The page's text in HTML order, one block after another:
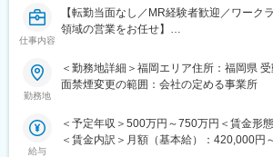
仕事内容
【転勤当面なし／MR経験者歓迎／ワー
領域の営業をお任せ】
【業務概要】
今回は、MR経験者の方を募集します。医
【業務内容】
各製薬企業の戦略に従い、顧客との信頼
勤務地
＜勤務地詳細＞福岡エリア住所：福岡県
面禁煙変更の範囲：会社の定める事業所
給与
＜予定年収＞500万円～750万円＜賃金形
＜賃金内訳＞月額（基本給）：420,000円